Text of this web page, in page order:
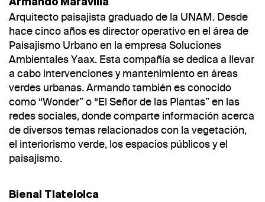
Armando Maravilla
Arquitecto paisajista graduado de la UNAM. Desde
hace cinco años es director operativo en el área de
Paisajismo Urbano en la empresa Soluciones
Ambientales Yaax. Esta compañía se dedica a llevar
a cabo intervenciones y mantenimiento en áreas
verdes urbanas. Armando también es conocido
como “Wonder” o “El Señor de las Plantas” en las
redes sociales, donde comparte información acerca
de diversos temas relacionados con la vegetación,
el interiorismo verde, los espacios públicos y el
paisajismo.
Bienal Tlatelolca